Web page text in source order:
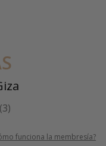
(3)
funciona la membresía?